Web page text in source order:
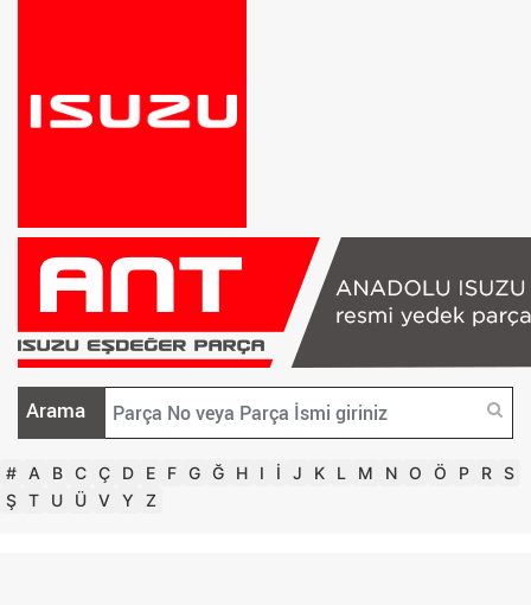
Arama
# A B C Ç D E F G Ğ H I İ J K L M N O Ö P R S
Ş T U Ü V Y Z